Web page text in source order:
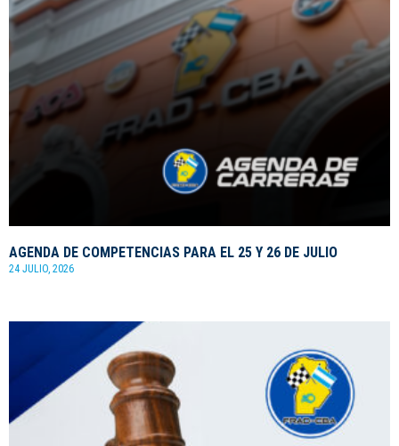
AGENDA DE COMPETENCIAS PARA EL 25 Y 26 DE JULIO
24 JULIO, 2026